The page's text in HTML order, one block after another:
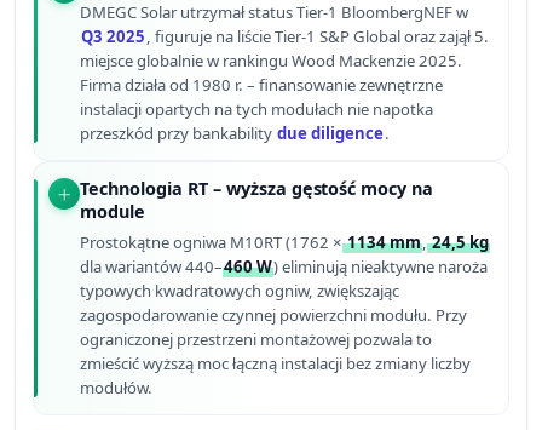
DMEGC Solar utrzymał status Tier-1 BloombergNEF w
Q3 2025, figuruje na liście Tier-1 S&P Global oraz zajął 5.
miejsce globalnie w rankingu Wood Mackenzie 2025.
Firma działa od 1980 r. – finansowanie zewnętrzne
instalacji opartych na tych modułach nie napotka
przeszkód przy bankability due diligence.
Technologia RT – wyższa gęstość mocy na
module
Prostokątne ogniwa M10RT (1762 ×1134 mm,24,5 kg
dla wariantów 440–460 W) eliminują nieaktywne naroża
typowych kwadratowych ogniw, zwiększając
zagospodarowanie czynnej powierzchni modułu. Przy
ograniczonej przestrzeni montażowej pozwala to
zmieścić wyższą moc łączną instalacji bez zmiany liczby
modułów.